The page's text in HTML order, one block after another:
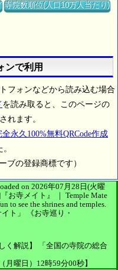
寺院数順位(人口10万人当たり)
ンで利用
フォンなどから読み込む場合
を読み取ると、このページの
れます。
全永久100%無料QRCode作成
ブの登録商標です）
on 2026年07月28日(火曜
『お寺メイト』 ｜ Temple Mate
to see the shrines and temples.
ト」
《お寺巡り・
く解説】
「全国の寺院の総合
月曜日）12時59分00秒】